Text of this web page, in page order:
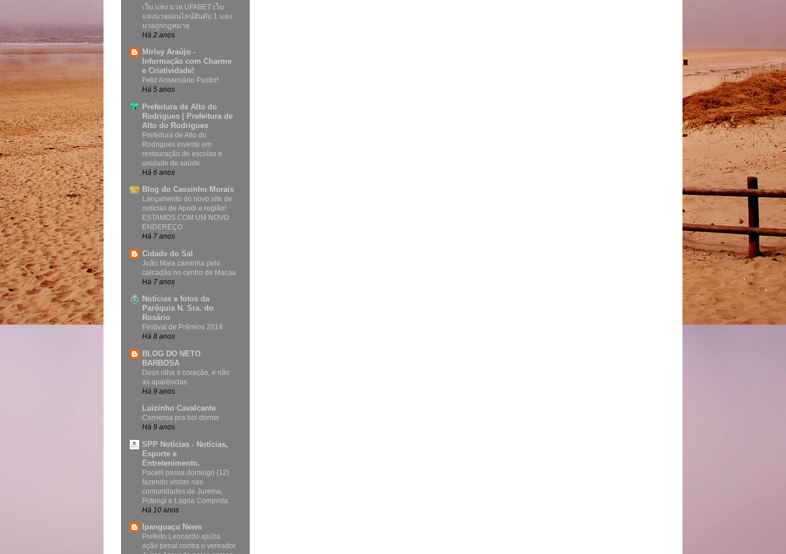
เว็บ แทง มวย UFABET เว็บ
แทงมวยออนไลน์อันดับ 1 แทง
มวยถูกกฎหมาย
Há 2 anos
Mirley Araújo -
Informação com Charme
e Criatividade!
Feliz Aniversário Pastor!
Há 5 anos
Prefeitura de Alto do
Rodrigues | Prefeitura de
Alto do Rodrigues
Prefeitura de Alto do
Rodrigues investe em
restauração de escolas e
unidade de saúde
Há 6 anos
Blog do Cassinho Morais
Lançamento do novo site de
notícias de Apodi e região!
ESTAMOS COM UM NOVO
ENDEREÇO
Há 7 anos
Cidade do Sal
João Maia caminha pelo
calcadão no centro de Macau
Há 7 anos
Notícias e fotos da
Paróquia N. Sra. do
Rosário
Festival de Prêmios 2018
Há 8 anos
BLOG DO NETO
BARBOSA
Deus olha o coração, e não
as aparências
Há 9 anos
Luizinho Cavalcante
Conversa pra boi dormir
Há 9 anos
SPP Notícias - Notícias,
Esporte e
Entretenimento.
Pacelli passa domingo (12)
fazendo visitas nas
comunidades de Jurema,
Potengi e Lagoa Comprida
Há 10 anos
Ipanguaçu News
Prefeito Leonardo ajuíza
ação penal contra o vereador